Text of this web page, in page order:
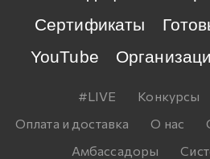
Сертификаты
YouTube
#LIVE Конкурсы
Оплата и доставка
О нас
Амбассадоры